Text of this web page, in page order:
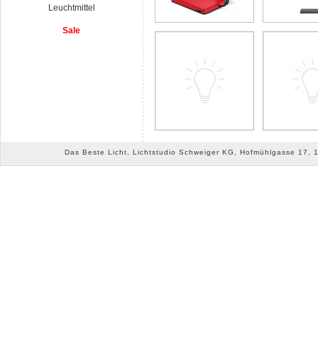
Leuchtmittel
Sale
Das Beste Licht, Lichtstudio Schweiger KG, Hofmühlgasse